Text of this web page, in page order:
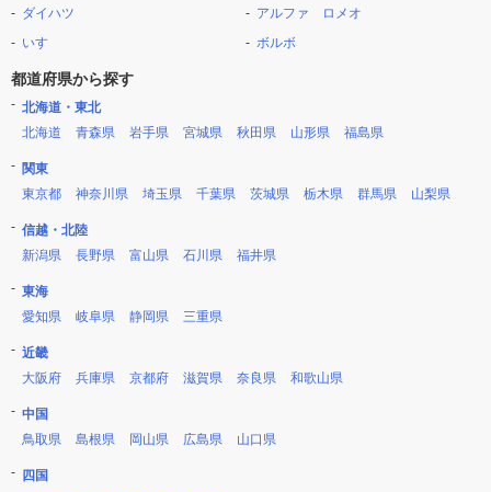
ダイハツ
いすゞ
アルファ ロメオ
ボルボ
都道府県から探す
北海道・東北
北海道
青森県 岩手県 宮城県 秋田県 山形県 福島県
関東
東京都
神奈川県 埼玉県 千葉県 茨城県 栃木県 群馬県 山梨県
信越・北陸
新潟県
長野県 富山県 石川県 福井県
東海
愛知県
岐阜県 静岡県 三重県
近畿
大阪府
兵庫県 京都府 滋賀県 奈良県 和歌山県
中国
鳥取県
島根県 岡山県 広島県 山口県
四国